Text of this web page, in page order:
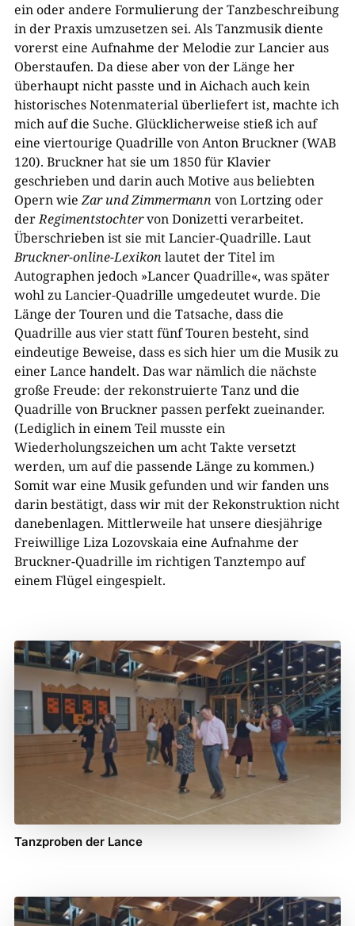
ein oder andere Formulierung der Tanzbeschreibung
in der Praxis umzusetzen sei. Als Tanzmusik diente
vorerst eine Aufnahme der Melodie zur Lancier aus
Oberstaufen. Da diese aber von der Länge her
überhaupt nicht passte und in Aichach auch kein
historisches Notenmaterial überliefert ist, machte ich
mich auf die Suche. Glücklicherweise stieß ich auf
eine viertourige Quadrille von Anton Bruckner (WAB
120). Bruckner hat sie um 1850 für Klavier
geschrieben und darin auch Motive aus beliebten
Opern wieZar und Zimmermann von Lortzing oder
derRegimentstochtervon Donizetti verarbeitet.
Überschrieben ist sie mit Lancier-Quadrille. Laut
Bruckner-online-Lexikon lautet der Titel im
Autographen jedoch »Lancer Quadrille«, was später
wohl zu Lancier-Quadrille umgedeutet wurde. Die
Länge der Touren und die Tatsache, dass die
Quadrille aus vier statt fünf Touren besteht, sind
eindeutige Beweise, dass es sich hier um die Musik zu
einer Lance handelt. Das war nämlich die nächste
große Freude: der rekonstruierte Tanz und die
Quadrille von Bruckner passen perfekt zueinander.
(Lediglich in einem Teil musste ein
Wiederholungszeichen um acht Takte versetzt
werden, um auf die passende Länge zu kommen.)
Somit war eine Musik gefunden und wir fanden uns
darin bestätigt, dass wir mit der Rekonstruktion nicht
danebenlagen. Mittlerweile hat unsere diesjährige
Freiwillige Liza Lozovskaia eine Aufnahme der
Bruckner-Quadrille im richtigen Tanztempo auf
einem Flügel eingespielt.
Tanzproben der Lance